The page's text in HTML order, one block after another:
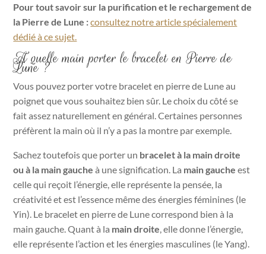
Pour tout savoir sur la purification et le rechargement de
la Pierre de Lune :consultez notre article spécialement
dédié à ce sujet.
A quelle main porter le bracelet en Pierre de
Lune ?
Vous pouvez porter votre bracelet en pierre de Lune au
poignet que vous souhaitez bien sûr. Le choix du côté se
fait assez naturellement en général. Certaines personnes
préfèrent la main où il n’y a pas la montre par exemple.
Sachez toutefois que porter un bracelet à la main droite
ou à la main gauche à une signification. La main gauche est
celle qui reçoit l’énergie, elle représente la pensée, la
créativité et est l’essence même des énergies féminines (le
Yin). Le bracelet en pierre de Lune correspond bien à la
main gauche. Quant à la main droite, elle donne l’énergie,
elle représente l’action et les énergies masculines (le Yang).